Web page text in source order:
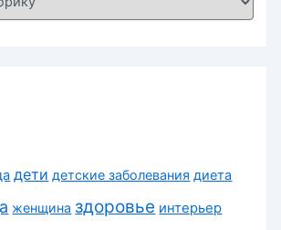
дети детские заболевания диета
женщина здоровье интерьер